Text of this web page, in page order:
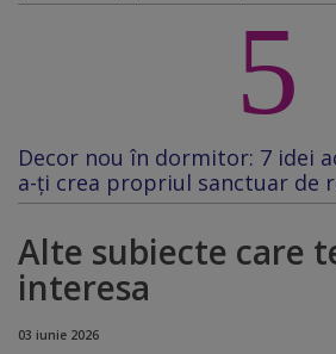
5
Decor nou în dormitor: 7 idei
a-ți crea propriul sanctuar de
Alte subiecte care
interesa
03 iunie 2026